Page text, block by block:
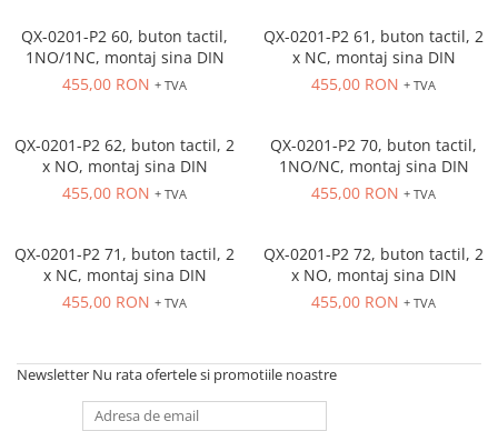
Convertizoare de frecventa
Delta Electronics
Schneider Electric
Rezistente franare
Accesorii generale
Servo-Motoare )
Soft Startere
Power meter
Regulatoare de temperatura si
QX-0201-P2 60, buton tactil,
1NO/1NC, montaj sina DIN
455,00 RON + TVA
QX-0201-P2 61, buton tactil, 2
x NC, montaj sina DIN
455,00 RON + TVA
QX-0201-P2 62, buton tactil, 2
x NO, montaj sina DIN
455,00 RON + TVA
QX-0201-P2 70, buton tactil,
1NO/NC, montaj sina DIN
455,00 RON + TVA
QX-0201-P2 71, buton tactil, 2
x NC, montaj sina DIN
455,00 RON + TVA
QX-0201-P2 72, buton tactil, 2
x NO, montaj sina DIN
455,00 RON + TVA
Newsletter Nu rata ofertele si promotiile noastre